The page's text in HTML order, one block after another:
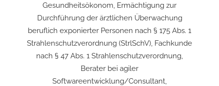
Gesundheitsökonom, Ermächtigung zur
Durchführung der ärztlichen Überwachung
beruflich exponierter Personen nach § 175 Abs. 1
Strahlenschutzverordnung (StrlSchV), Fachkunde
nach § 47 Abs. 1 Strahlenschutzverordnung,
Berater bei agiler
Softwareentwicklung/Consultant,